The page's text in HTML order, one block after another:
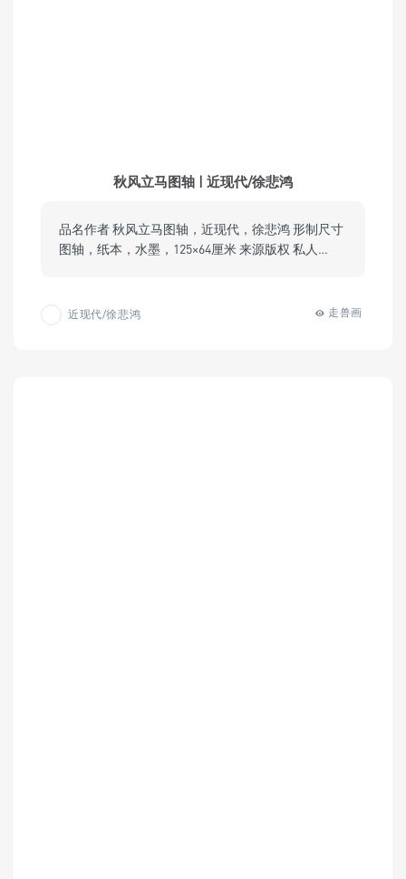
秋风立马图轴 | 近现代/徐悲鸿
品名作者 秋风立马图轴，近现代，徐悲鸿 形制尺寸
图轴，纸本，水墨，125×64厘米 来源版权 私人…
近现代/徐悲鸿 走兽画